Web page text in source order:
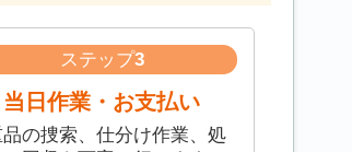
ステップ3
当日作業・お支払い
の捜索、仕分け作業、処